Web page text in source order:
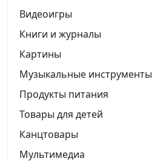
Видеоигры
Книги и журналы
Картины
Музыкальные инструменты
Продукты питания
Товары для детей
Канцтовары
Мультимедиа